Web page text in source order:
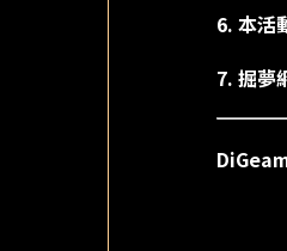
6. 本活
7. 掘夢